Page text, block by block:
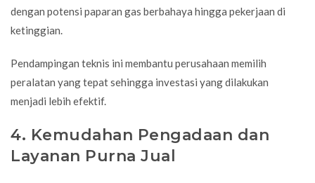
dengan potensi paparan gas berbahaya hingga pekerjaan di
ketinggian.
Pendampingan teknis ini membantu perusahaan memilih
peralatan yang tepat sehingga investasi yang dilakukan
menjadi lebih efektif.
4. Kemudahan Pengadaan dan
Layanan Purna Jual